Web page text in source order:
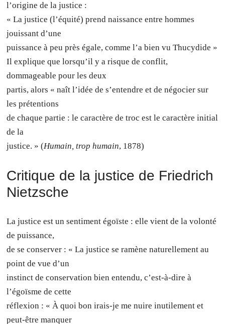
l’origine de la justice :
« La justice (l’équité) prend naissance entre hommes
jouissant d’une
puissance à peu près égale, comme l’a bien vu Thucydide »
Il explique que lorsqu’il y a risque de conflit,
dommageable pour les deux
partis, alors « naît l’idée de s’entendre et de négocier sur
les prétentions
de chaque partie : le caractère de troc est le caractère initial
de la
justice. » (Humain, trop humain, 1878)
Critique de la justice de Friedrich
Nietzsche
La justice est un sentiment égoïste : elle vient de la volonté
de puissance,
de se conserver : « La justice se ramène naturellement au
point de vue d’un
instinct de conservation bien entendu, c’est-à-dire à
l’égoïsme de cette
réflexion : « À quoi bon irais-je me nuire inutilement et
peut-être manquer